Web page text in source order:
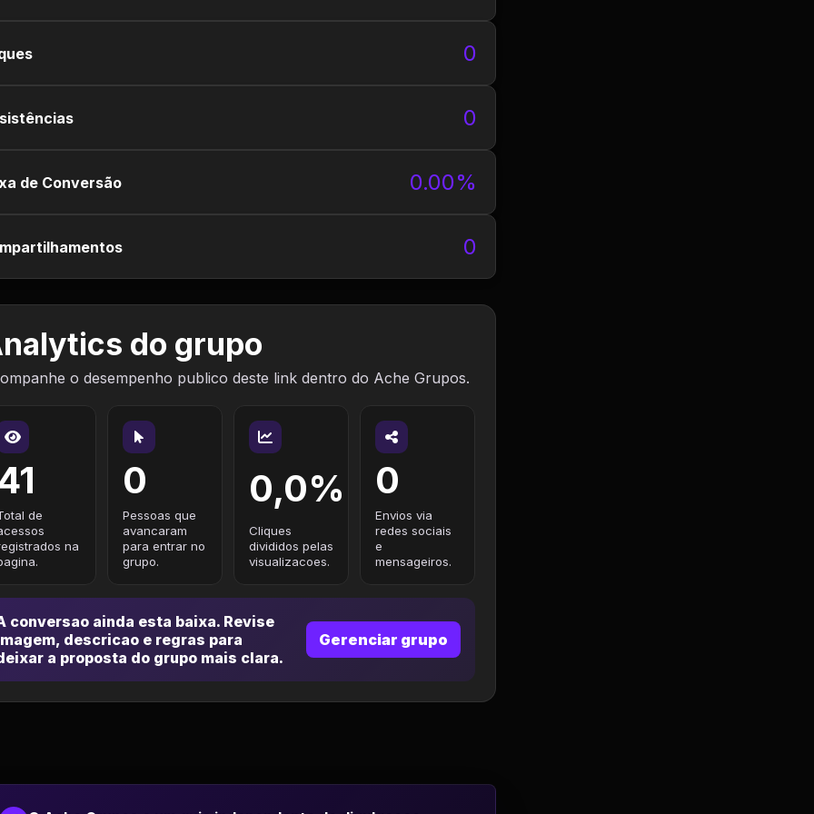
0
0
de Conversão 0.00%
0
do grupo
o desempenho publico deste link dentro do Ache Grupos.
de
na
0
Pessoas que
avancaram
para entrar no
grupo.
0,0%
Cliques
divididos pelas
visualizacoes.
0
Envios via
redes sociais
e
mensageiros.
conversao ainda esta baixa. Revise
descricao e regras para
a proposta do grupo mais clara.
Gerenciar grupo